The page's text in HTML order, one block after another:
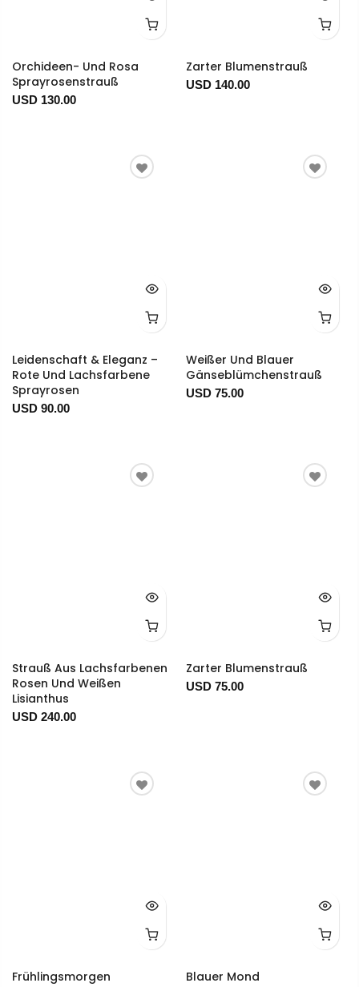
Orchideen- Und Rosa
Sprayrosenstrauß
USD 130.00
Zarter Blumenstrauß
USD 140.00
Leidenschaft & Eleganz –
Rote Und Lachsfarbene
Sprayrosen
USD 90.00
Weißer Und Blauer
Gänseblümchenstrauß
USD 75.00
Strauß Aus Lachsfarbenen
Rosen Und Weißen
Lisianthus
USD 240.00
Zarter Blumenstrauß
USD 75.00
Frühlingsmorgen Blauer Mond